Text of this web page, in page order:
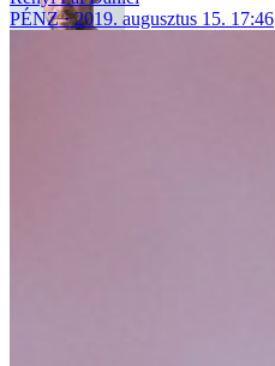
PÉNZ
2019. augusztus 15. 17:46